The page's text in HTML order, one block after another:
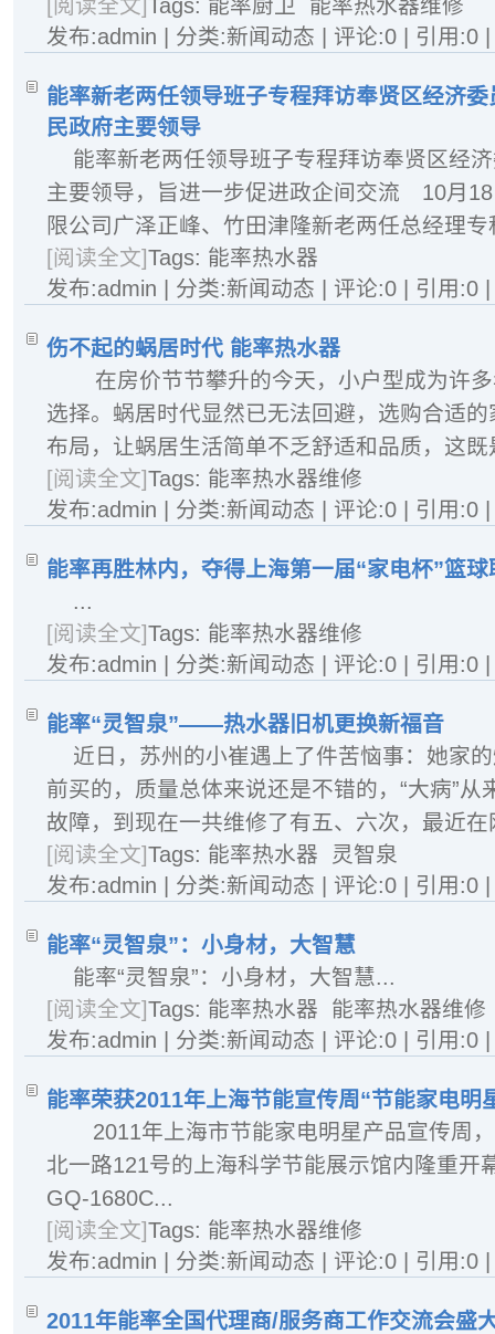
[阅读全文]Tags: 能率厨卫
能率热水器维修
发布:admin | 分类:新闻动态 | 评论:0 | 引用:0
能率新老两任领导班子专程拜访奉贤区经济
民政府主要领导
能率新老两任领导班子专程拜访奉贤区经
主要领导，旨进一步促进政企间交流 10月
限公司广泽正峰、竹田津隆新老两任总经理
[阅读全文]Tags: 能率热水器
发布:admin | 分类:新闻动态 | 评论:0 | 引用:0
伤不起的蜗居时代 能率热水器
在房价节节攀升的今天，小户型成为许
选择。蜗居时代显然已无法回避，选购合适
布局，让蜗居生活简单不乏舒适和品质，这
[阅读全文]Tags: 能率热水器维修
发布:admin | 分类:新闻动态 | 评论:0 | 引用:0
能率再胜林内，夺得上海第一届“家电杯”篮
...
[阅读全文]Tags: 能率热水器维修
发布:admin | 分类:新闻动态 | 评论:0 | 引用:0
能率“灵智泉”——热水器旧机更换新福音
近日，苏州的小崔遇上了件苦恼事：她家
前买的，质量总体来说还是不错的，“大病”
故障，到现在一共维修了有五、六次，最近
[阅读全文]Tags: 能率热水器
灵智泉
发布:admin | 分类:新闻动态 | 评论:0 | 引用:0
能率“灵智泉”：小身材，大智慧
能率“灵智泉”：小身材，大智慧...
[阅读全文]Tags: 能率热水器
能率热水器维修
发布:admin | 分类:新闻动态 | 评论:0 | 引用:0
能率荣获2011年上海节能宣传周“节能家电明
2011年上海市节能家电明星产品宣传周
北一路121号的上海科学节能展示馆内隆重开
GQ-1680C...
[阅读全文]Tags: 能率热水器维修
发布:admin | 分类:新闻动态 | 评论:0 | 引用:0
2011年能率全国代理商/服务商工作交流会盛